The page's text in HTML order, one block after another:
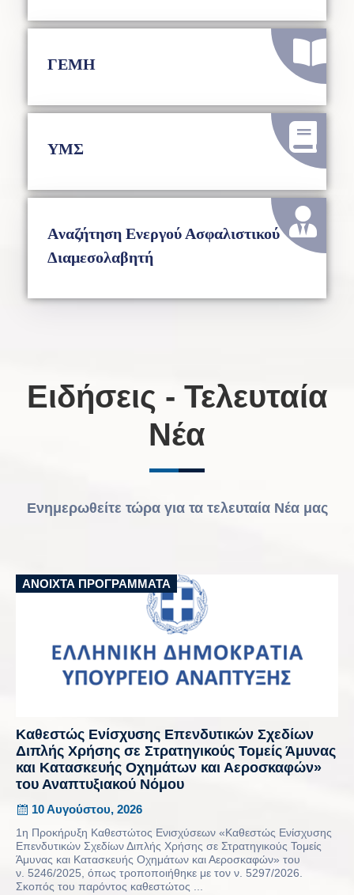
ΓΕΜΗ
ΥΜΣ
Aναζήτηση Ενεργού Ασφαλιστικού
Διαμεσολαβητή
Ειδήσεις - Τελευταία
Νέα
Ενημερωθείτε τώρα για τα τελευταία Νέα μας
ΑΝΟΙΧΤΆ ΠΡΟΓΡΆΜΜΑΤΑ
Καθεστώς Ενίσχυσης Επενδυτικών Σχεδίων
Διπλής Χρήσης σε Στρατηγικούς Τομείς Άμυνας
και Κατασκευής Οχημάτων και Αεροσκαφών»
του Αναπτυξιακού Νόμου
10 Αυγούστου, 2026
1η Προκήρυξη Καθεστώτος Ενισχύσεων «Καθεστώς Ενίσχυσης
Επενδυτικών Σχεδίων Διπλής Χρήσης σε Στρατηγικούς Τομείς
Άμυνας και Κατασκευής Οχημάτων και Αεροσκαφών» του
ν. 5246/2025, όπως τροποποιήθηκε με τον ν. 5297/2026.
Σκοπός του παρόντος καθεστώτος ...